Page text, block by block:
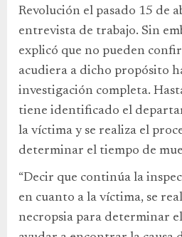
Revolución el pasado 15 de
entrevista de trabajo. Sin
explicó que no pueden
acudiera a dicho propósito
investigación completa.
tiene identificado el
la víctima y se realiza el
determinar el tiempo de
“Decir que continúa la
en cuanto a la víctima, se
necropsia para determinar